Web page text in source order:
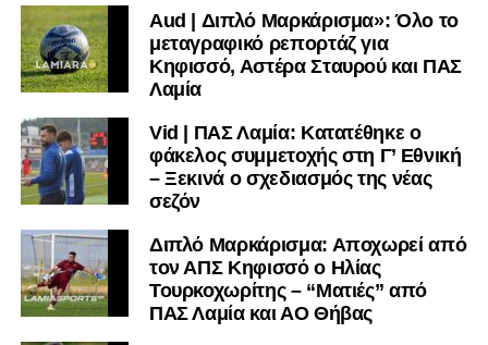
Θέλω να ευχαριστήσω όλους όσοι με στήριξαν. Την
ακαδημία Σερπάνος και προσωπικά τον κύριο
Τικταπανίδη, που με βοήθησε από μικρός, τον ΠΑΣ Λαμία
Μπουρογιάννη που συνεργαστήκαμε 1μιση χρόνο τώρα,
τον κύριο Ζαχαρόπουλο, τον coach Παπανικολάου και
φυσικά το γραφείο μάνατζερ που με εκπροσωπεί τον
κύριο Ανδρέα Δημητρίου. Θα προσπαθήσω να συνδυάσω
ποδόσφαιρο και σχολείο με σωστό πρόγραμμα. Δεν
κοιτάω μόνο το ένα ή το άλλο – θέλω να τα ισορροπήσω
και βλέπουμε.
Aud | Διπλό Μαρκάρισμα»: Όλο το
μεταγραφικό ρεπορτάζ για
Κηφισσό, Αστέρα Σταυρού και ΠΑΣ
Λαμία
Vid | ΠΑΣ Λαμία: Κατατέθηκε ο
φάκελος συμμετοχής στη Γ’ Εθνική
– Ξεκινά ο σχεδιασμός της νέας
σεζόν
Διπλό Μαρκάρισμα: Αποχωρεί από
τον ΑΠΣ Κηφισσό ο Ηλίας
Τουρκοχωρίτης – “Ματιές” από
ΠΑΣ Λαμία και ΑΟ Θήβας